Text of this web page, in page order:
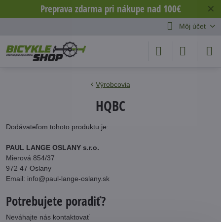
✕
Preprava zdarma pri nákupe nad 100€
Môj účet
Výrobcovia
HQBC
Dodávateľom tohoto produktu je:
PAUL LANGE OSLANY s.r.o.
Mierová 854/37
972 47 Oslany
Email: info@paul-lange-oslany.sk
Potrebujete poradiť?
Neváhajte nás kontaktovať